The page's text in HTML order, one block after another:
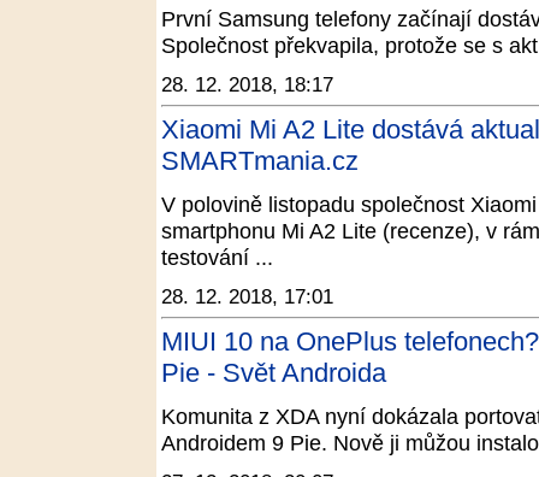
První Samsung telefony začínají
Společnost překvapila, protože se s
28. 12. 2018, 18:17
Xiaomi Mi A2 Lite dostává
SMARTmania.cz
V polovině listopadu společnost
smartphonu Mi A2 Lite (recenze), v
testování ...
28. 12. 2018, 17:01
MIUI 10 na OnePlus
Pie - Svět Androida
Komunita z XDA nyní dokázala
Androidem 9 Pie. Nově ji můžou